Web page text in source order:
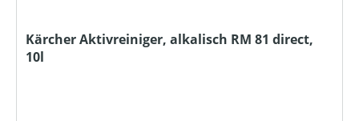
Kärcher Aktivreiniger, alkalisch RM 81 direct,
10l